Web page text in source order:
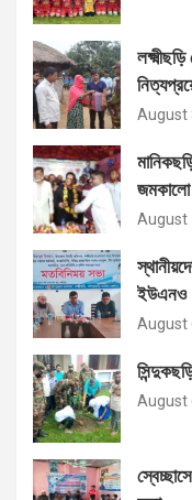
August
জমকালো
August
ইউএনও
August
August